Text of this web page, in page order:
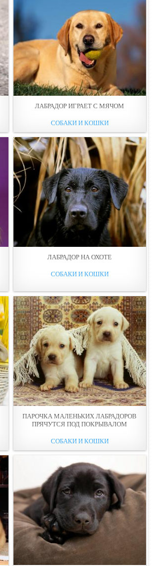
ЛАБРАДОР ИГРАЕТ С МЯЧОМ
СОБАКИ И КОШКИ
ЛАБРАДОР НА ОХОТЕ
СОБАКИ И КОШКИ
ПАРОЧКА МАЛЕНЬКИХ ЛАБРАДОРОВ
ПРЯЧУТСЯ ПОД ПОКРЫВАЛОМ
СОБАКИ И КОШКИ